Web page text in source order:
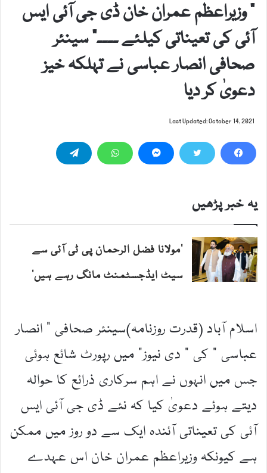
” وزیراعظم عمران خان ڈی جی آئی ایس
آئی کی تعیناتی کیلئے ۔۔۔۔“ سینئر
صحافی انصار عباسی نے تہلکہ خیز
دعویٰ کر دیا
Last Updated: October 14, 2021
یہ خبر پڑھیں
’مولانا فضل الرحمان پی ٹی آئی سے
سیٹ ایڈجسٹمنٹ مانگ رہے ہیں‘
اسلام آباد (قدرت روزنامہ)سینئر صحافی ” انصار
عباسی “ کی ” دی نیوز“ میں رپورٹ شائع ہوئی
جس میں انہوں نے اہم سرکاری ذرائع کا حوالہ
دیتے ہوئے دعویٰ کیا کہ نئے ڈی جی آئی ایس
آئی کی تعیناتی آئندہ ایک سے دو روز میں ممکن
ہے کیونکہ وزیراعظم عمران خان اس عہدے